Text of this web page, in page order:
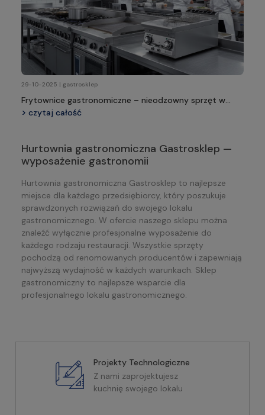
29-10-2025 | gastrosklep
Frytownice gastronomiczne – nieodzowny sprzęt w
profesjonalnej kuchni
czytaj całość
Hurtownia gastronomiczna Gastrosklep —
wyposażenie gastronomii
Hurtownia gastronomiczna Gastrosklep to najlepsze
miejsce dla każdego przedsiębiorcy, który poszukuje
sprawdzonych rozwiązań do swojego lokalu
gastronomicznego. W ofercie naszego sklepu można
znaleźć wyłącznie profesjonalne wyposażenie do
każdego rodzaju restauracji. Wszystkie sprzęty
pochodzą od renomowanych producentów i zapewniają
najwyższą wydajność w każdych warunkach. Sklep
gastronomiczny to najlepsze wsparcie dla
profesjonalnego lokalu gastronomicznego.
Projekty Technologiczne
Z nami zaprojektujesz
kuchnię swojego lokalu